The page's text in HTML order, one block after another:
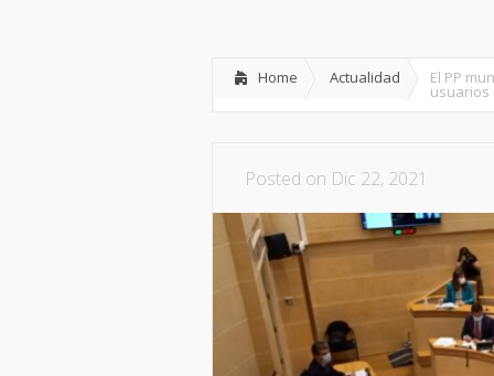
Home Actualidad El PP
usuarios
Posted on Dic 22, 2021